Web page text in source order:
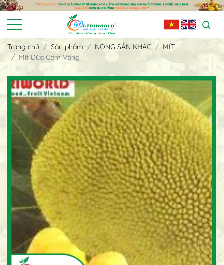
Trang chủ Sản phẩm NÔNG SẢN KHÁC
MÍT
Mít Dừa Cơm Vàng